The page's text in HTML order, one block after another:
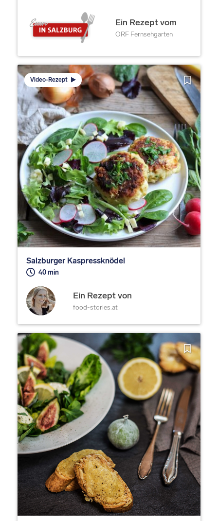
Ein Rezept vom
ORF Fernsehgarten
Video-Rezept
Salzburger Kaspressknödel
40 min
Ein Rezept von
food-stories.at